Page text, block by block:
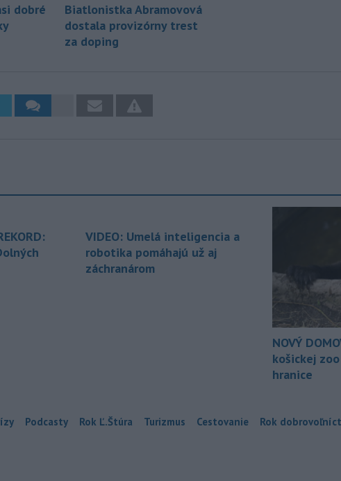
dobré
Biatlonistka Abramovová
dostala provizórny trest
za doping
VIDEO: Umelá inteligencia a
robotika pomáhajú už aj
záchranárom
NOVÝ
košickej
hranice
Podcasty Rok Ľ.Štúra Turizmus Cestovanie Rok